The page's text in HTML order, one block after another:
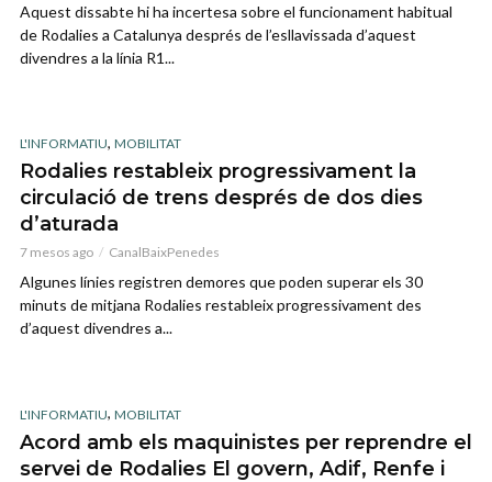
Aquest dissabte hi ha incertesa sobre el funcionament habitual
de Rodalies a Catalunya després de l’esllavissada d’aquest
divendres a la línia R1...
L'INFORMATIU, MOBILITAT
Rodalies restableix progressivament la
circulació de trens després de dos dies
d’aturada
7 mesos ago CanalBaixPenedes
Algunes línies registren demores que poden superar els 30
minuts de mitjana Rodalies restableix progressivament des
d’aquest divendres a...
L'INFORMATIU, MOBILITAT
Acord amb els maquinistes per reprendre el
servei de Rodalies El govern, Adif, Renfe i